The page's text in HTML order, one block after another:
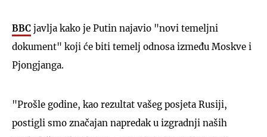
BBC javlja kako je Putin najavio "novi temeljni
dokument" koji će biti temelj odnosa između Moskve i
Pjongjanga.
"Prošle godine, kao rezultat vašeg posjeta Rusiji,
postigli smo značajan napredak u izgradnji naših